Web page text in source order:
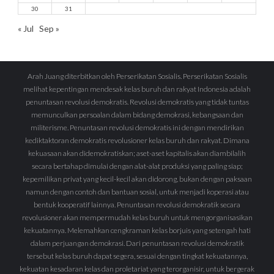
30
31
« Jul Sep »
Arah Juang diterbitkan oleh Perserikatan Sosialis. Perserikatan Sosialis
melihat kepentingan mendesak kelas buruh dan rakyat Indonesia adalah
penuntasan revolusi demokratis. Revolusi demokratis yang tidak tuntas
memunculkan persoalan dalam bidang demokrasi, kebangsaan dan
militerisme. Penuntasan revolusi demokratis ini dengan mendirikan
kediktaktoran demokratis revolusioner kelas buruh dan rakyat. Dimana
kekuasaan akan didemokratiskan; aset-aset kapitalis akan diambilalih
secara bertahap dimulai dengan alat-alat produksi yang paling siap;
kepemilikan privat yang kecil-kecil akan didorong, bukan dengan paksaan
namun dengan contoh dan bantuan sosial, untuk menjadi koperasi atau
bentuk kooperatif lainnya. Penuntasan revolusi demokratik secara
revolusioner akan mempermudah kelas buruh untuk mengorganisasikan
kekuatannya. Melemahkan cengkraman kelas borjuis yang setengah hati
dalam perjuangan demokrasi. Dari penuntasan revolusi demokratik
tersebut kelas buruh dapat segera, sesuai dengan tingkat kekuatannya,
kekuatan kesadaran kelas dan proletariat yang terorganisir, untuk bergerak